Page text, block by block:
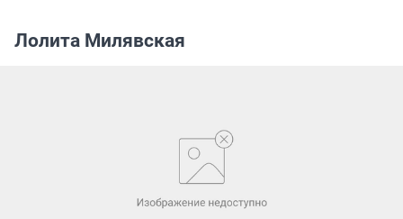
Лолита Милявская